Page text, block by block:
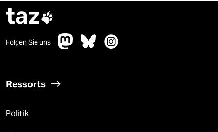
taz
Folgen Sie uns
Ressorts
Politik